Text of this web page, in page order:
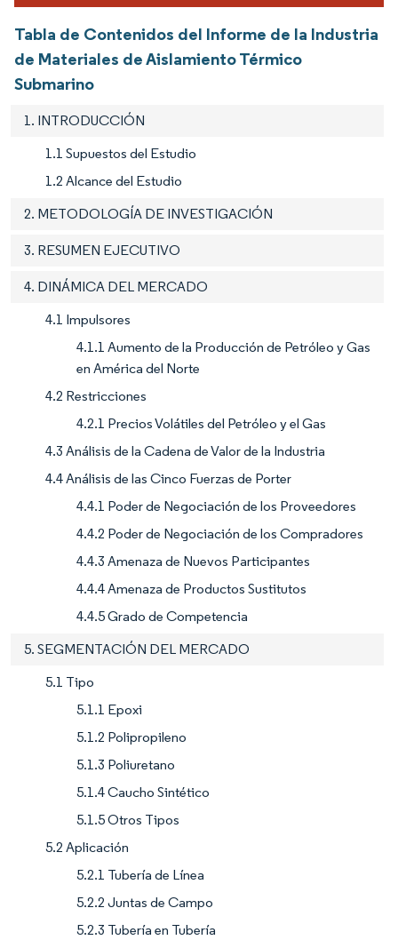
Tabla de Contenidos del Informe de la Industria
de Materiales de Aislamiento Térmico
Submarino
1. INTRODUCCIÓN
1.1 Supuestos del Estudio
1.2 Alcance del Estudio
2. METODOLOGÍA DE INVESTIGACIÓN
3. RESUMEN EJECUTIVO
4. DINÁMICA DEL MERCADO
4.1 Impulsores
4.1.1 Aumento de la Producción de Petróleo y Gas
en América del Norte
4.2 Restricciones
4.2.1 Precios Volátiles del Petróleo y el Gas
4.3 Análisis de la Cadena de Valor de la Industria
4.4 Análisis de las Cinco Fuerzas de Porter
4.4.1 Poder de Negociación de los Proveedores
4.4.2 Poder de Negociación de los Compradores
4.4.3 Amenaza de Nuevos Participantes
4.4.4 Amenaza de Productos Sustitutos
4.4.5 Grado de Competencia
5. SEGMENTACIÓN DEL MERCADO
5.1 Tipo
5.1.1 Epoxi
5.1.2 Polipropileno
5.1.3 Poliuretano
5.1.4 Caucho Sintético
5.1.5 Otros Tipos
5.2 Aplicación
5.2.1 Tubería de Línea
5.2.2 Juntas de Campo
5.2.3 Tubería en Tubería